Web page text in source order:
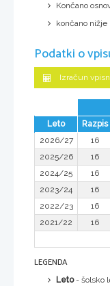
Končano
končano nižje
Podatki o
Izračun
Leto
Razpis
2026/27
16
2025/26
16
2024/25
16
2023/24
16
2022/23
16
2021/22
16
LEGENDA
Leto- šolsko